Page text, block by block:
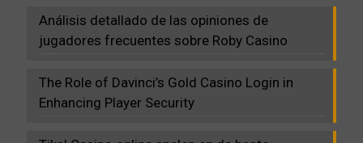
Análisis detallado de las opiniones de
jugadores frecuentes sobre Roby Casino
The Role of Davinci’s Gold Casino Login in
Enhancing Player Security